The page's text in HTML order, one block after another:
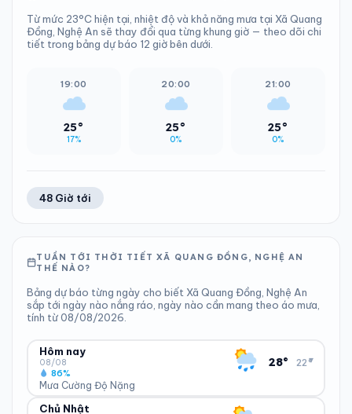
Từ mức 23°C hiện tại, nhiệt độ và khả năng mưa tại Xã Quang
Đồng, Nghệ An sẽ thay đổi qua từng khung giờ — theo dõi chi
tiết trong bảng dự báo 12 giờ bên dưới.
19:00
25°
17%
20:00
25°
0%
21:00
25°
0%
48 Giờ tới
TUẦN TỚI THỜI TIẾT XÃ QUANG ĐỒNG, NGHỆ AN
THẾ NÀO?
Bảng dự báo từng ngày cho biết Xã Quang Đồng, Nghệ An
sắp tới ngày nào nắng ráo, ngày nào cần mang theo áo mưa,
tính từ 08/08/2026.
Hôm nay
08/08
Mưa Cường Độ Nặng
86%
28° 22°
▾
ĐỘ ẨM
Chủ Nhật